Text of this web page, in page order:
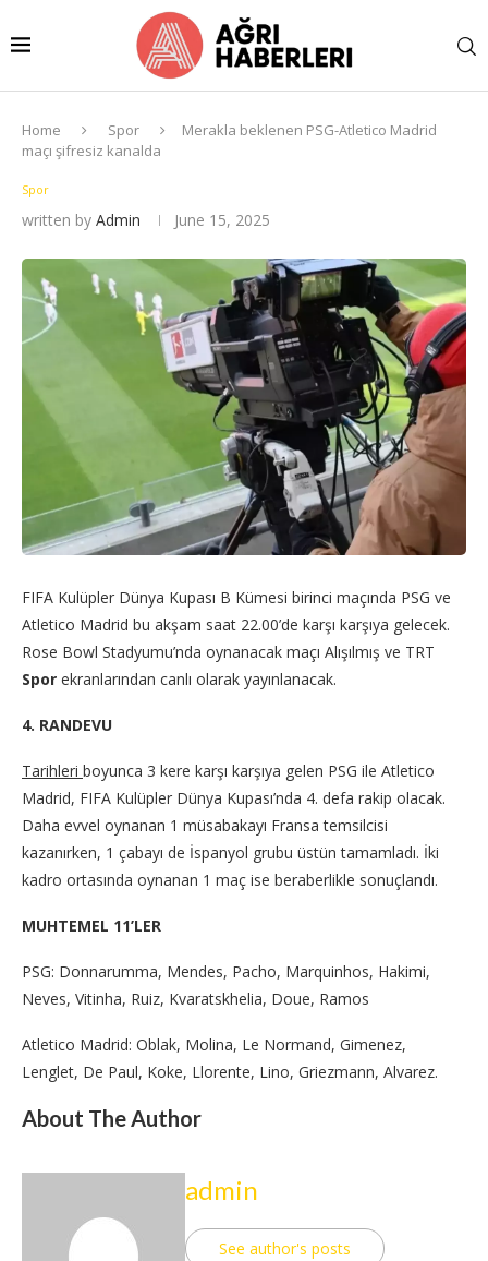
Home Spor
Merakla beklenen PSG-Atletico Madrid
maçı şifresiz kanalda
Spor
written by Admin June 15, 2025
FIFA Kulüpler Dünya Kupası B Kümesi birinci maçında PSG ve
Atletico Madrid bu akşam saat 22.00’de karşı karşıya gelecek.
Rose Bowl Stadyumu’nda oynanacak maçı Alışılmış ve TRT
Spor ekranlarından canlı olarak yayınlanacak.
4. RANDEVU
Tarihleri boyunca 3 kere karşı karşıya gelen PSG ile Atletico
Madrid, FIFA Kulüpler Dünya Kupası’nda 4. defa rakip olacak.
Daha evvel oynanan 1 müsabakayı Fransa temsilcisi
kazanırken, 1 çabayı de İspanyol grubu üstün tamamladı. İki
kadro ortasında oynanan 1 maç ise beraberlikle sonuçlandı.
MUHTEMEL 11’LER
PSG: Donnarumma, Mendes, Pacho, Marquinhos, Hakimi,
Neves, Vitinha, Ruiz, Kvaratskhelia, Doue, Ramos
Atletico Madrid: Oblak, Molina, Le Normand, Gimenez,
Lenglet, De Paul, Koke, Llorente, Lino, Griezmann, Alvarez.
About The Author
admin
See author's posts